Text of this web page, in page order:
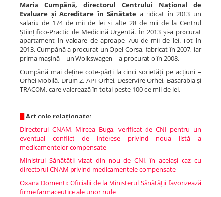
Maria Cumpănă, directorul Centrului Național de
Evaluare și Acreditare în Sănătate a ridicat în 2013 un
salariu de 174 de mii de lei și alte 28 de mii de la Centrul
Științifico-Practic de Medicină Urgentă. În 2013 și-a procurat
apartament în valoare de aproape 700 de mii de lei. Tot în
2013, Cumpănă a procurat un Opel Corsa, fabricat în 2007, iar
prima mașină - un Wolkswagen – a procurat-o în 2008.
Cumpănă mai deține cote-părți la cinci societăți pe acțiuni –
Orhei Mobilă, Drum 2, API-Orhei, Deservire-Orhei, Basarabia și
TRACOM, care valorează în total peste 100 de mii de lei.
Articole relaționate:
Directorul CNAM, Mircea Buga, verificat de CNI pentru un
eventual conflict de interese privind noua listă a
medicamentelor compensate
Ministrul Sănătății vizat din nou de CNI, în același caz cu
directorul CNAM privind medicamentele compensate
Oxana Domenti: Oficialii de la Ministerul Sănătății favorizează
firme farmaceutice ale unor rude